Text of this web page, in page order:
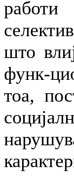
работи
што
функ-
тоа,